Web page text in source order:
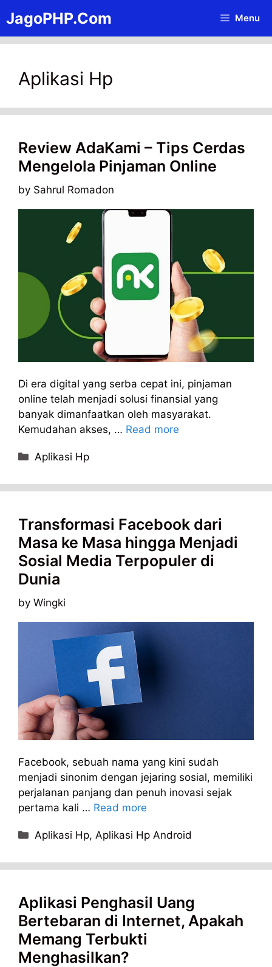
to
content
JagoPHP.Com Menu
Aplikasi Hp
Review AdaKami – Tips Cerdas
Mengelola Pinjaman Online
by Sahrul Romadon
Di era digital yang serba cepat ini, pinjaman
online telah menjadi solusi finansial yang
banyak dimanfaatkan oleh masyarakat.
Kemudahan akses, … Read more
Categories
Aplikasi Hp
Transformasi Facebook dari
Masa ke Masa hingga Menjadi
Sosial Media Terpopuler di
Dunia
by Wingki
Facebook, sebuah nama yang kini sudah
menjadi sinonim dengan jejaring sosial, memiliki
perjalanan panjang dan penuh inovasi sejak
pertama kali … Read more
Categories
Aplikasi Hp, Aplikasi Hp Android
Aplikasi Penghasil Uang
Bertebaran di Internet, Apakah
Memang Terbukti
Menghasilkan?